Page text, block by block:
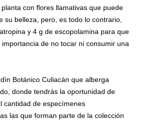
con flores llamativas que puede
su belleza, pero, es todo lo contrario,
y 4 g de escopolamina para que
de no tocar ni consumir una
Botánico Culiacán que alberga
donde tendrás la oportunidad de
cantidad de especímenes
las que forman parte de la colección